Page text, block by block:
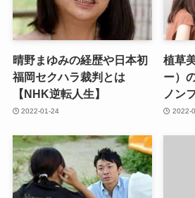
晴野まゆみの経歴や日本初
福岡セクハラ裁判とは
【NHK逆転人生】
2022-01-24
植草
ー）
ノン
2022-